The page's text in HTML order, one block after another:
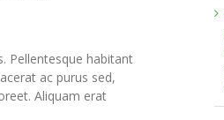
Pellentesque habitant
ac purus sed,
Aliquam erat